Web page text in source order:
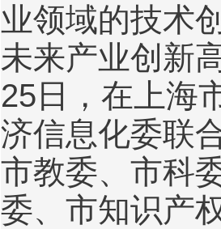
业领域的技术
未来产业创新
25 日，在上海
济信息化委联
市教委、市科
委、市知识产